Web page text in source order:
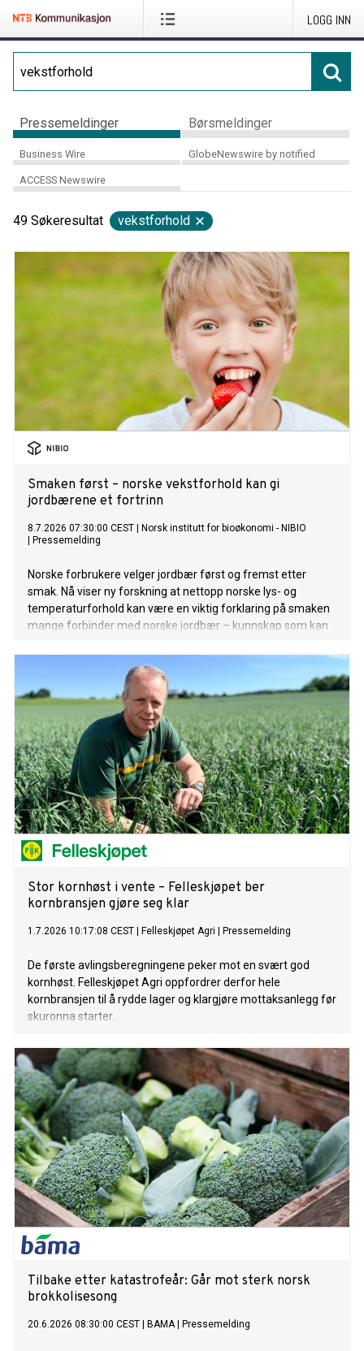
LOGG INN
Pressemeldinger Børsmeldinger
Business Wire GlobeNewswire by notified
ACCESS Newswire
49 Søkeresultat vekstforhold
Smaken først – norske vekstforhold kan gi
jordbærene et fortrinn
8.7.2026 07:30:00 CEST
Norsk institutt for bioøkonomi - NIBIO
Pressemelding
Norske forbrukere velger jordbær først og fremst etter
smak. Nå viser ny forskning at nettopp norske lys- og
temperaturforhold kan være en viktig forklaring på smaken
mange forbinder med norske jordbær – kunnskap som kan
Stor kornhøst i vente – Felleskjøpet ber
kornbransjen gjøre seg klar
1.7.2026 10:17:08 CEST Felleskjøpet Agri Pressemelding
De første avlingsberegningene peker mot en svært god
kornhøst. Felleskjøpet Agri oppfordrer derfor hele
kornbransjen til å rydde lager og klargjøre mottaksanlegg før
skuronna starter.
Tilbake etter katastrofeår: Går mot sterk norsk
brokkolisesong
20.6.2026 08:30:00 CEST BAMA| Pressemelding